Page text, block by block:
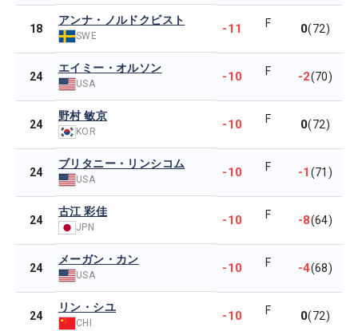
18
アンナ・ノルドクビスト
SWE -11 F 0(72)
24
エイミー・オルソン
USA -10 F -2(70)
24
野村 敏京
KOR -10 F 0(72)
24
ブリタニー・リンシコム
USA -10 F -1(71)
24
古江 彩佳
JPN -10 F -8(64)
24
メーガン・カン
USA -10 F -4(68)
24
リン・シユ
CHI -10 F 0(72)